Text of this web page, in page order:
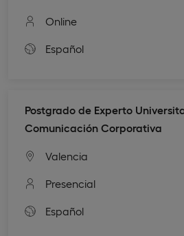
Online
Español
Postgrado de Experto
Comunicación Corporativa
Valencia
Presencial
Español